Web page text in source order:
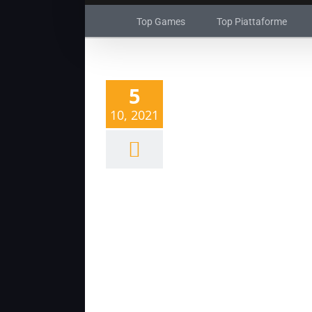
Top Games Top Piattaforme
5
10, 2021